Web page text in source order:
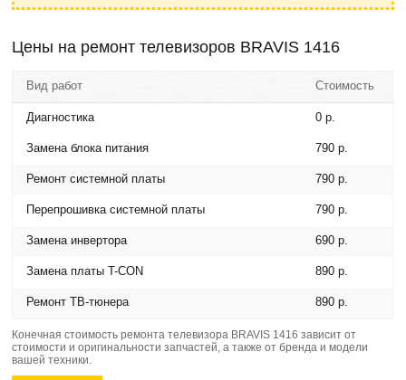
Цены на ремонт телевизоров BRAVIS 1416
Вид работ Стоимость
Диагностика 0 р.
Замена блока питания 790 р.
Ремонт системной платы 790 р.
Перепрошивка системной платы 790 р.
Замена инвертора 690 р.
Замена платы T-CON 890 р.
Ремонт ТВ-тюнера 890 р.
Конечная стоимость ремонта телевизора BRAVIS 1416 зависит от
стоимости и оригинальности запчастей, а также от бренда и модели
вашей техники.